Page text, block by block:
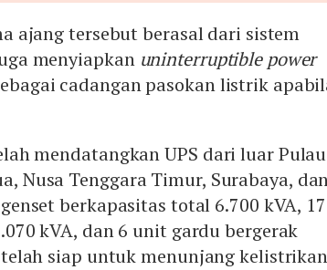
ajang tersebut berasal dari sistem
menyiapkan uninterruptible power
cadangan pasokan listrik
mendatangkan UPS dari luar Pulau
Nusa Tenggara Timur, Surabaya,
berkapasitas total 6.700 kVA, 17
kVA, dan 6 unit gardu bergerak
siap untuk menunjang kelistrikan